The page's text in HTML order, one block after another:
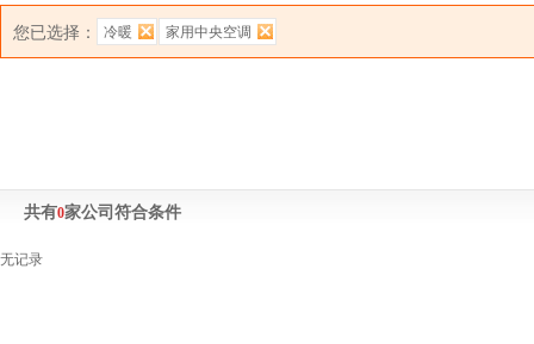
您已选择： 冷暖 家用中央空调
共有0家公司符合条件
无记录